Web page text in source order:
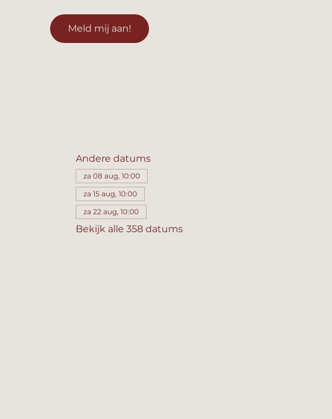
Meld mij aan!
Andere datums
za 08 aug, 10:00
za 15 aug, 10:00
za 22 aug, 10:00
Bekijk alle 358 datums